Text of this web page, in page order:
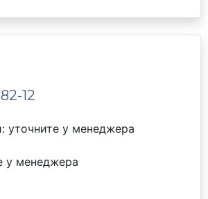
12
уточните у менеджера
у менеджера